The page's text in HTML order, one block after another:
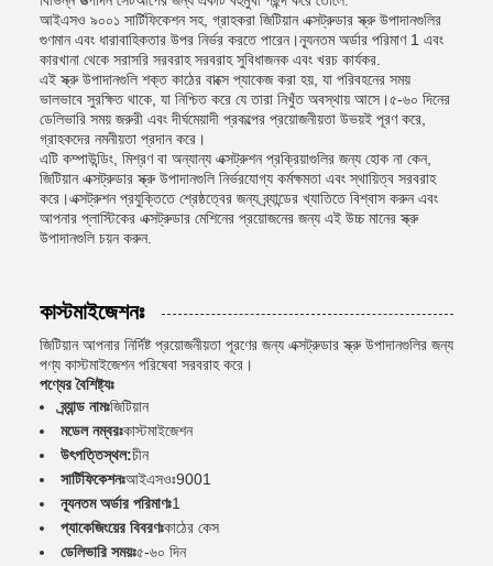
আইএসও ৯০০১ সার্টিফিকেশন সহ, গ্রাহকরা জিটিয়ান এক্সট্রুডার স্ক্রু উপাদানগুলির
গুণমান এবং ধারাবাহিকতার উপর নির্ভর করতে পারেন।ন্যূনতম অর্ডার পরিমাণ 1 এবং
কারখানা থেকে সরাসরি সরবরাহ সরবরাহ সুবিধাজনক এবং খরচ কার্যকর.
এই স্ক্রু উপাদানগুলি শক্ত কাঠের বাক্সে প্যাকেজ করা হয়, যা পরিবহনের সময়
ভালভাবে সুরক্ষিত থাকে, যা নিশ্চিত করে যে তারা নিখুঁত অবস্থায় আসে।৫-৬০ দিনের
ডেলিভারি সময় জরুরী এবং দীর্ঘমেয়াদী প্রকল্পের প্রয়োজনীয়তা উভয়ই পূরণ করে,
গ্রাহকদের নমনীয়তা প্রদান করে।
এটি কম্পাউন্ডিং, মিশ্রণ বা অন্যান্য এক্সট্রুশন প্রক্রিয়াগুলির জন্য হোক না কেন,
জিটিয়ান এক্সট্রুডার স্ক্রু উপাদানগুলি নির্ভরযোগ্য কর্মক্ষমতা এবং স্থায়িত্ব সরবরাহ
করে।এক্সট্রুশন প্রযুক্তিতে শ্রেষ্ঠত্বের জন্য ব্র্যান্ডের খ্যাতিতে বিশ্বাস করুন এবং
আপনার প্লাস্টিকের এক্সট্রুডার মেশিনের প্রয়োজনের জন্য এই উচ্চ মানের স্ক্রু
উপাদানগুলি চয়ন করুন.
কাস্টমাইজেশনঃ
জিটিয়ান আপনার নির্দিষ্ট প্রয়োজনীয়তা পূরণের জন্য এক্সট্রুডার স্ক্রু উপাদানগুলির জন্য
পণ্য কাস্টমাইজেশন পরিষেবা সরবরাহ করে।
পণ্যের বৈশিষ্ট্যঃ
ব্র্যান্ড নামঃজিটিয়ান
মডেল নম্বরঃকাস্টমাইজেশন
উৎপত্তিস্থল:চীন
সার্টিফিকেশনঃআইএসওঃ9001
ন্যূনতম অর্ডার পরিমাণঃ1
প্যাকেজিংয়ের বিবরণঃকাঠের কেস
ডেলিভারি সময়ঃ৫-৬০ দিন